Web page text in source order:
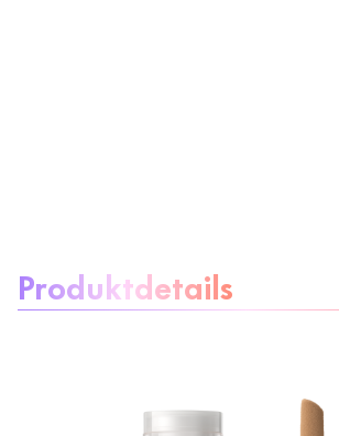
Produktdetails